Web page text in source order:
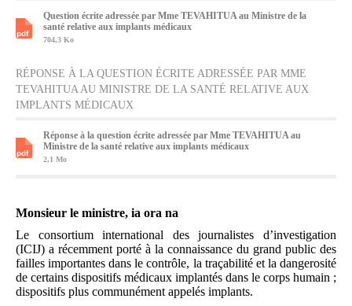
Question écrite adressée par Mme TEVAHITUA au Ministre de la
santé relative aux implants médicaux
704,3 Ko
RÉPONSE À LA QUESTION ÉCRITE ADRESSÉE PAR MME
TEVAHITUA AU MINISTRE DE LA SANTÉ RELATIVE AUX
IMPLANTS MÉDICAUX
Réponse à la question écrite adressée par Mme TEVAHITUA au
Ministre de la santé relative aux implants médicaux
2,1 Mo
Monsieur le ministre, ia ora na
Le consortium international des journalistes d’investigation
(ICIJ) a récemment porté à la connaissance du grand public des
failles importantes dans le contrôle, la traçabilité et la dangerosité
de certains dispositifs médicaux implantés dans le corps humain ;
dispositifs plus communément appelés implants.